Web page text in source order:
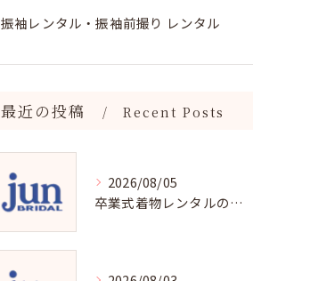
振袖レンタル・振袖前撮り レンタル
最近の投稿 Recent Posts
2026/08/05
卒業式着物レンタルの選び方と魅力